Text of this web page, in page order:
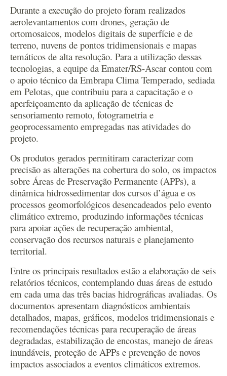
Durante a execução do projeto foram realizados
aerolevantamentos com drones, geração de
ortomosaicos, modelos digitais de superfície e de
terreno, nuvens de pontos tridimensionais e mapas
temáticos de alta resolução. Para a utilização dessas
tecnologias, a equipe da Emater/RS-Ascar contou com
o apoio técnico da Embrapa Clima Temperado, sediada
em Pelotas, que contribuiu para a capacitação e o
aperfeiçoamento da aplicação de técnicas de
sensoriamento remoto, fotogrametria e
geoprocessamento empregadas nas atividades do
projeto.
Os produtos gerados permitiram caracterizar com
precisão as alterações na cobertura do solo, os impactos
sobre Áreas de Preservação Permanente (APPs), a
dinâmica hidrossedimentar dos cursos d’água e os
processos geomorfológicos desencadeados pelo evento
climático extremo, produzindo informações técnicas
para apoiar ações de recuperação ambiental,
conservação dos recursos naturais e planejamento
territorial.
Entre os principais resultados estão a elaboração de seis
relatórios técnicos, contemplando duas áreas de estudo
em cada uma das três bacias hidrográficas avaliadas. Os
documentos apresentam diagnósticos ambientais
detalhados, mapas, gráficos, modelos tridimensionais e
recomendações técnicas para recuperação de áreas
degradadas, estabilização de encostas, manejo de áreas
inundáveis, proteção de APPs e prevenção de novos
impactos associados a eventos climáticos extremos.